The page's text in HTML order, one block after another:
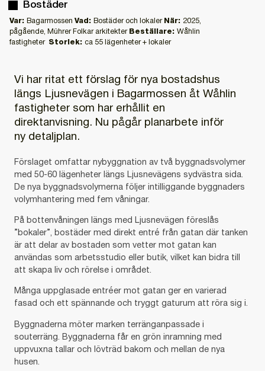
Bostäder
Var: Bagarmossen Vad: Bostäder och lokaler När: 2025,
pågående, Mührer Folkar arkitekter Beställare: Wåhlin
fastigheter Storlek: ca 55 lägenheter + lokaler
Vi har ritat ett förslag för nya bostadshus
längs Ljusnevägen i Bagarmossen åt Wåhlin
fastigheter som har erhållit en
direktanvisning. Nu pågår planarbete inför
ny detaljplan.
Förslaget omfattar nybyggnation av två byggnadsvolymer
med 50-60 lägenheter längs Ljusnevägens sydvästra sida.
De nya byggnadsvolymerna följer intilliggande byggnaders
volymhantering med fem våningar.
På bottenvåningen längs med Ljusnevägen föreslås
”bokaler”, bostäder med direkt entré från gatan där tanken
är att delar av bostaden som vetter mot gatan kan
användas som arbetsstudio eller butik, vilket kan bidra till
att skapa liv och rörelse i området.
Många uppglasade entréer mot gatan ger en varierad
fasad och ett spännande och tryggt gaturum att röra sig i.
Byggnaderna möter marken terränganpassade i
souterräng. Byggnaderna får en grön inramning med
uppvuxna tallar och lövträd bakom och mellan de nya
husen.